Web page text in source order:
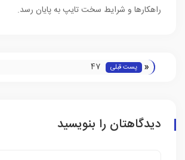
راهکارها و شرایط سخت تایپ به پایان رسد.
« پست قبلی 47
دیدگاهتان را بنویسید